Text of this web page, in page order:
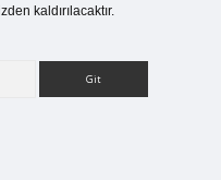
kaldırılacaktır.